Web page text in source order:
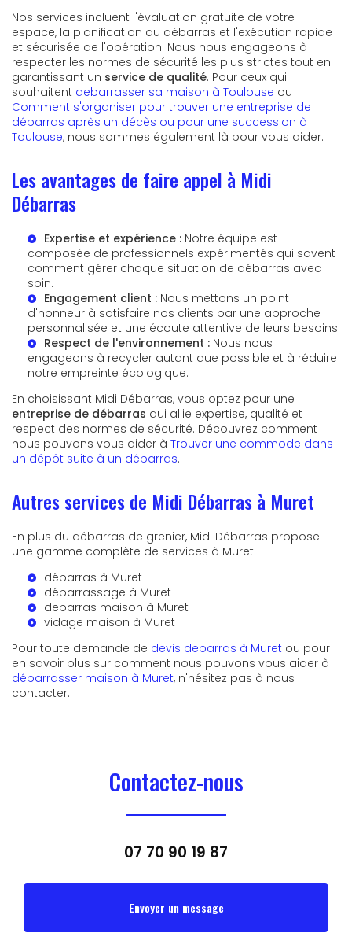
Nos services incluent l'évaluation gratuite de votre
espace, la planification du débarras et l'exécution rapide
et sécurisée de l'opération. Nous nous engageons à
respecter les normes de sécurité les plus strictes tout en
garantissant un service de qualité. Pour ceux qui
souhaitent debarrasser sa maison à Toulouse ou
Comment s'organiser pour trouver une entreprise de
débarras après un décès ou pour une succession à
Toulouse, nous sommes également là pour vous aider.
Les avantages de faire appel à Midi
Débarras
Expertise et expérience : Notre équipe est
composée de professionnels expérimentés qui savent
comment gérer chaque situation de débarras avec
soin.
Engagement client : Nous mettons un point
d'honneur à satisfaire nos clients par une approche
personnalisée et une écoute attentive de leurs besoins.
Respect de l'environnement : Nous nous
engageons à recycler autant que possible et à réduire
notre empreinte écologique.
En choisissant Midi Débarras, vous optez pour une
entreprise de débarras qui allie expertise, qualité et
respect des normes de sécurité. Découvrez comment
nous pouvons vous aider à Trouver une commode dans
un dépôt suite à un débarras.
Autres services de Midi Débarras à Muret
En plus du débarras de grenier, Midi Débarras propose
une gamme complète de services à Muret :
débarras à Muret
débarrassage à Muret
debarras maison à Muret
vidage maison à Muret
Pour toute demande de devis debarras à Muret ou pour
en savoir plus sur comment nous pouvons vous aider à
débarrasser maison à Muret, n'hésitez pas à nous
contacter.
Contactez-nous
07 70 90 19 87
Envoyer un message